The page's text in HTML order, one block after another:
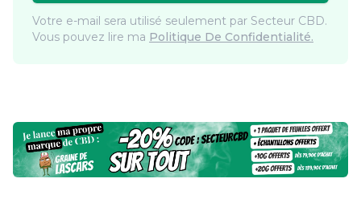
Votre e-mail sera utilisé seulement par Secteur CBD.
Vous pouvez lire ma Politique De Confidentialité.